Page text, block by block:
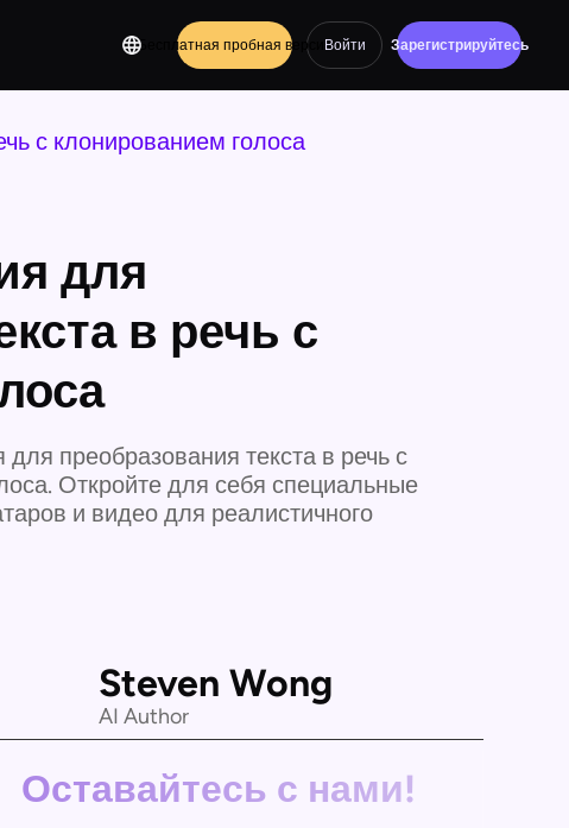
Бесплатная пробная версияВойти Зарегистрируйтесь
с клонированием голоса
для
в речь с
преобразования текста в речь с
Откройте для себя специальные
и видео для реалистичного
Steven Wong
AI Author
Оставайтесь с нами!